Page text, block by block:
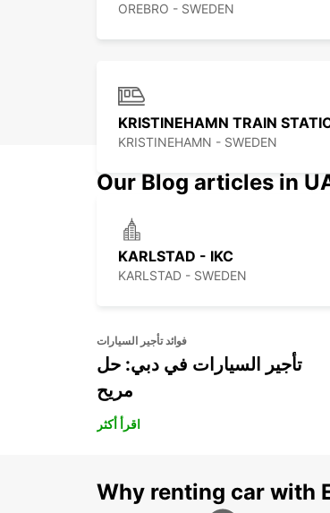
OREBRO - SWEDEN
KRISTINEHAMN TRAIN
KRISTINEHAMN - SWEDEN
KARLSTAD - IKC
KARLSTAD - SWEDEN
Our Blog articles in
فوائد تأجير السيارات
تأجير السيارات في دبي: حل
مريح
اقرأ أكثر
Why renting car with